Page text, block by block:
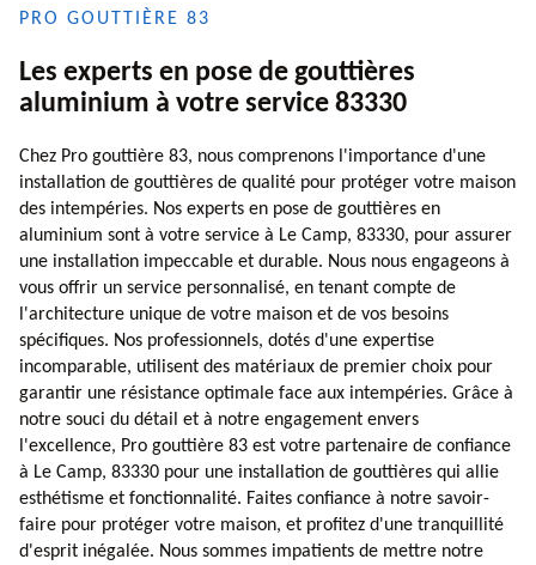
PRO GOUTTIÈRE 83
Les experts en pose de gouttières
aluminium à votre service 83330
Chez Pro gouttière 83, nous comprenons l'importance d'une
installation de gouttières de qualité pour protéger votre maison
des intempéries. Nos experts en pose de gouttières en
aluminium sont à votre service à Le Camp, 83330, pour assurer
une installation impeccable et durable. Nous nous engageons à
vous offrir un service personnalisé, en tenant compte de
l'architecture unique de votre maison et de vos besoins
spécifiques. Nos professionnels, dotés d'une expertise
incomparable, utilisent des matériaux de premier choix pour
garantir une résistance optimale face aux intempéries. Grâce à
notre souci du détail et à notre engagement envers
l'excellence, Pro gouttière 83 est votre partenaire de confiance
à Le Camp, 83330 pour une installation de gouttières qui allie
esthétisme et fonctionnalité. Faites confiance à notre savoir-
faire pour protéger votre maison, et profitez d'une tranquillité
d'esprit inégalée. Nous sommes impatients de mettre notre